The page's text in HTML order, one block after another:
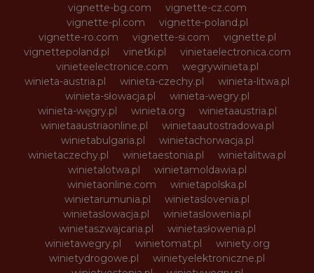
vignette-bg.com
vignette-cz.com
vignette-pl.com
vignette-poland.pl
vignette-ro.com
vignette-si.com
vignette.pl
vignettepoland.pl
vinetki.pl
vinietaelectronica.com
vinieteelectronice.com
wegrywinieta.pl
winieta-austria.pl
winieta-czechy.pl
winieta-litwa.pl
winieta-słowacja.pl
winieta-wegry.pl
winieta-węgry.pl
winieta.org
winietaaustria.pl
winietaaustriaonline.pl
winietaautostradowa.pl
winietabulgaria.pl
winietachorwacja.pl
winietaczechy.pl
winietaestonia.pl
winietalitwa.pl
winietalotwa.pl
winietamoldawia.pl
winietaonline.com
winietapolska.pl
winietarumunia.pl
winietaslovenia.pl
winietaslowacja.pl
winietaslowenia.pl
winietaszwajcaria.pl
winietasłowenia.pl
winietawegry.pl
winietomat.pl
winiety.org
winietydrogowe.pl
winietyelektroniczne.pl